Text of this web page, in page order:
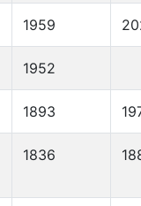
1959
1952
1893
1836